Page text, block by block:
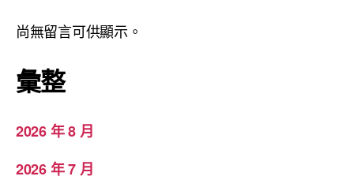
尚無留言可供顯示。
彙整
2026 年 8 月
2026 年 7 月